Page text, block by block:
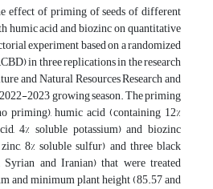
effect of priming of seeds of different
humic acid and biozinc on quantitative
experiment based on a randomized
in three replications in the research
and Natural Resources Research and
2023 growing season. The priming
priming), humic acid (containing 12%
4% soluble potassium) and biozinc
8% soluble sulfur) and three black
and Iranian) that were treated
and minimum plant height (85.57 and